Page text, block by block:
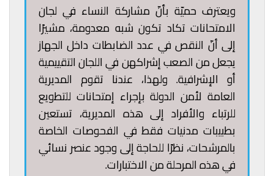
ويعترف حميّة بأنّ مشاركة النساء في لجان
الامتحانات تكاد تكون شبه معدومة، مشيرًا
إلى أنّ النقص في عدد الضابطات داخل الجهاز
يجعل من الصعب إشراكهن في اللجان التقييمية
أو الإشرافية. ولهذا، عندنا تقوم المديرية
العامة لأمن الدولة بإجراء إمتحانات للتطويع
للرتباء والأفراد إلى هذه المديرية، تستعين
بطبيبات مدنيات فقط في الفحوصات الخاصة
بالمرشحات، نظرًا للحاجة إلى وجود عنصر نسائي
في هذه المرحلة من الاختبارات.